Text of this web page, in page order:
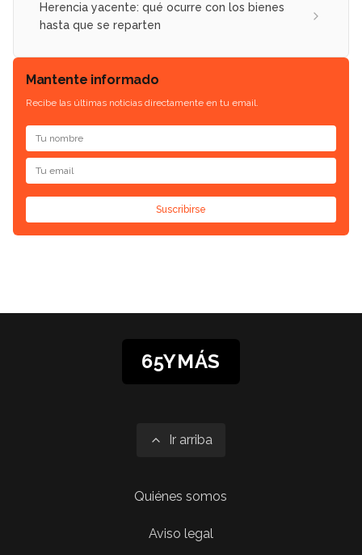
Herencia yacente: qué ocurre con los bienes
hasta que se reparten
Mantente informado
Recibe las últimas noticias directamente en tu email.
Suscribirse
65YMÁS
Ir arriba
Quiénes somos
Aviso legal